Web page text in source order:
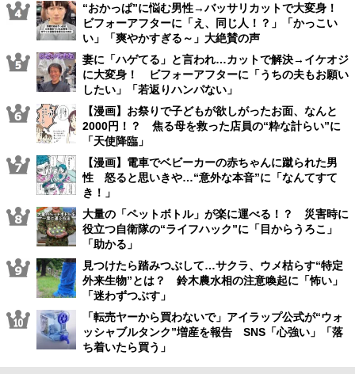
“おかっぱ”に悩む男性→バッサリカットで大変身！
ビフォーアフターに「え、同じ人！？」「かっこい
い」「爽やかすぎる～」大絶賛の声
妻に「ハゲてる」と言われ…カットで解決→イケオジ
に大変身！ ビフォーアフターに「うちの夫もお願い
したい」「若返りハンパない」
【漫画】お祭りで子どもが欲しがったお面、なんと
2000円！？ 焦る母を救った店員の“粋な計らい”に
「天使降臨」
【漫画】電車でベビーカーの赤ちゃんに蹴られた男
性 怒ると思いきや…“意外な本音”に「なんてすて
き！」
大量の「ペットボトル」が楽に運べる！？ 災害時に
役立つ自衛隊の“ライフハック”に「目からうろこ」
「助かる」
見つけたら踏みつぶして…サクラ、ウメ枯らす“特定
外来生物”とは？ 鈴木農水相の注意喚起に「怖い」
「迷わずつぶす」
「転売ヤーから買わないで」アイラップ公式が“ウォ
ッシャブルタンク”増産を報告 SNS「心強い」「落
ち着いたら買う」